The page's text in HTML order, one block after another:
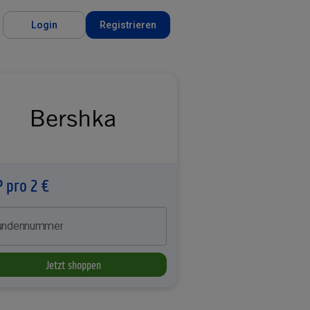
Login Registrieren
pro 2 €
Jetzt shoppen